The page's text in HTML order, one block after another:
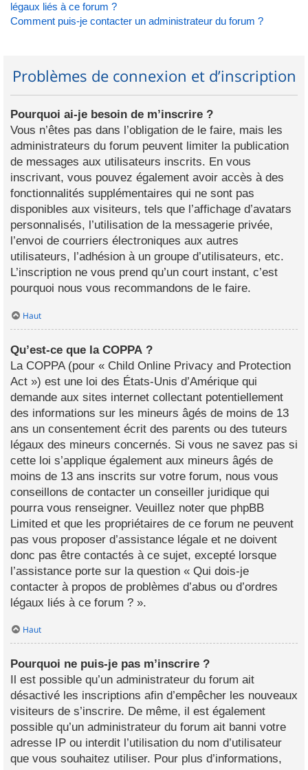
légaux liés à ce forum ?
Comment puis-je contacter un administrateur du forum ?
Problèmes de connexion et d’inscription
Pourquoi ai-je besoin de m’inscrire ?
Vous n’êtes pas dans l’obligation de le faire, mais les
administrateurs du forum peuvent limiter la publication
de messages aux utilisateurs inscrits. En vous
inscrivant, vous pouvez également avoir accès à des
fonctionnalités supplémentaires qui ne sont pas
disponibles aux visiteurs, tels que l’affichage d’avatars
personnalisés, l’utilisation de la messagerie privée,
l’envoi de courriers électroniques aux autres
utilisateurs, l’adhésion à un groupe d’utilisateurs, etc.
L’inscription ne vous prend qu’un court instant, c’est
pourquoi nous vous recommandons de le faire.
Haut
Qu’est-ce que la COPPA ?
La COPPA (pour « Child Online Privacy and Protection
Act ») est une loi des États-Unis d’Amérique qui
demande aux sites internet collectant potentiellement
des informations sur les mineurs âgés de moins de 13
ans un consentement écrit des parents ou des tuteurs
légaux des mineurs concernés. Si vous ne savez pas si
cette loi s’applique également aux mineurs âgés de
moins de 13 ans inscrits sur votre forum, nous vous
conseillons de contacter un conseiller juridique qui
pourra vous renseigner. Veuillez noter que phpBB
Limited et que les propriétaires de ce forum ne peuvent
pas vous proposer d’assistance légale et ne doivent
donc pas être contactés à ce sujet, excepté lorsque
l’assistance porte sur la question « Qui dois-je
contacter à propos de problèmes d’abus ou d’ordres
légaux liés à ce forum ? ».
Haut
Pourquoi ne puis-je pas m’inscrire ?
Il est possible qu’un administrateur du forum ait
désactivé les inscriptions afin d’empêcher les nouveaux
visiteurs de s’inscrire. De même, il est également
possible qu’un administrateur du forum ait banni votre
adresse IP ou interdit l’utilisation du nom d’utilisateur
que vous souhaitez utiliser. Pour plus d’informations,